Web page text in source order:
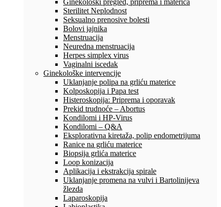
Ginekološki pregled, priprema i materica
Sterilitet Neplodnost
Seksualno prenosive bolesti
Bolovi jajnika
Menstruacija
Neuredna menstruacija
Herpes simplex virus
Vaginalni iscedak
Ginekološke intervencije
Uklanjanje polipa na grliću materice
Kolposkopija i Papa test
Histeroskopija: Priprema i oporavak
Prekid trudnoće – Abortus
Kondilomi i HP-Virus
Kondilomi – Q&A
Eksplorativna kiretaža, polip endometrijuma
Ranice na grliću materice
Biopsija grlića materice
Loop konizacija
Aplikacija i ekstrakcija spirale
Uklanjanje promena na vulvi i Bartolinijeva
žlezda
Laparoskopija